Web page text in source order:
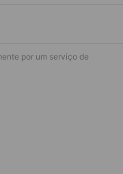
Faça login
por um serviço de